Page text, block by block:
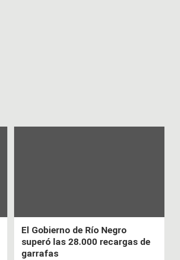
El Gobierno de Río Negro
superó las 28.000 recargas de
garrafas